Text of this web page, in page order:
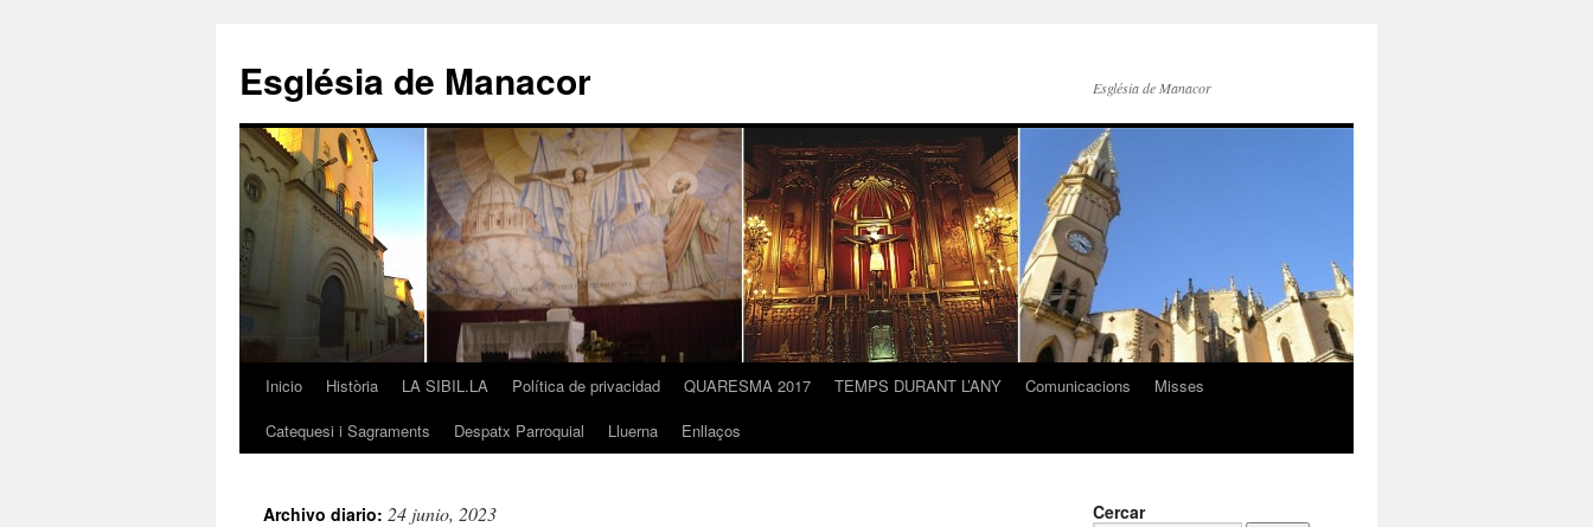
contenido
Església de Manacor Església de Manacor
Inicio Història LA SIBIL.LA Política de privacidad QUARESMA 2017 TEMPS DURANT L’ANY Comunicacions
Misses
Catequesi i Sagraments
Despatx Parroquial Lluerna Enllaços
Archivo diario: 24 junio, 2023 Cercar